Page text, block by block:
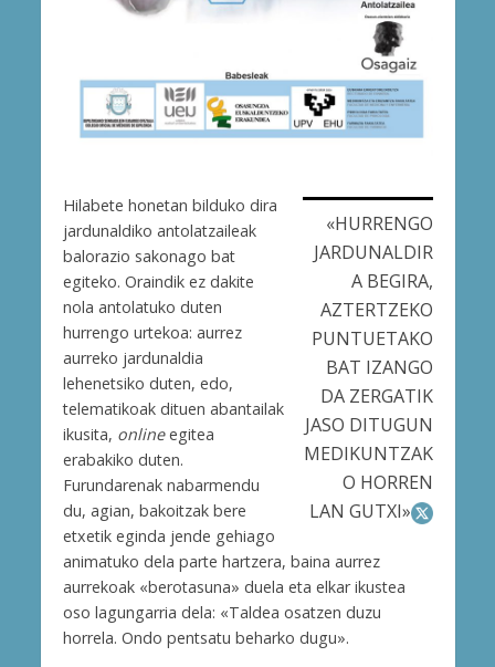
«HURRENGO
JARDUNALDIR
A BEGIRA,
AZTERTZEKO
PUNTUETAKO
BAT IZANGO
DA ZERGATIK
JASO DITUGUN
MEDIKUNTZAK
O HORREN
LAN GUTXI»
Hilabete honetan bilduko dira
jardunaldiko antolatzaileak
balorazio sakonago bat
egiteko. Oraindik ez dakite
nola antolatuko duten
hurrengo urtekoa: aurrez
aurreko jardunaldia
lehenetsiko duten, edo,
telematikoak dituen abantailak
ikusita, onlineegitea
erabakiko duten.
Furundarenak nabarmendu
du, agian, bakoitzak bere
etxetik eginda jende gehiago
animatuko dela parte hartzera, baina aurrez
aurrekoak «berotasuna» duela eta elkar ikustea
oso lagungarria dela: «Taldea osatzen duzu
horrela. Ondo pentsatu beharko dugu».